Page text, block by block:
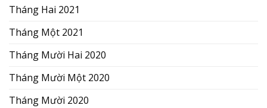
Tháng Hai 2021
Tháng Một 2021
Tháng Mười Hai 2020
Tháng Mười Một 2020
Tháng Mười 2020